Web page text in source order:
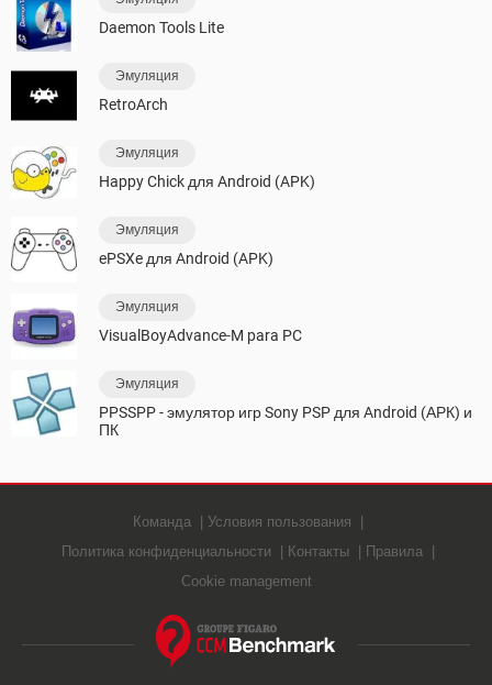
Daemon Tools Lite
Эмуляция
RetroArch
Эмуляция
Happy Chick для Android (APK)
Эмуляция
ePSXe для Android (APK)
Эмуляция
VisualBoyAdvance-M para PC
Эмуляция
PPSSPP - эмулятор игр Sony PSP для Android (АРК) и
ПК
Команда
Условия пользования
Политика конфиденциальности
Контакты
Правила
Cookie management